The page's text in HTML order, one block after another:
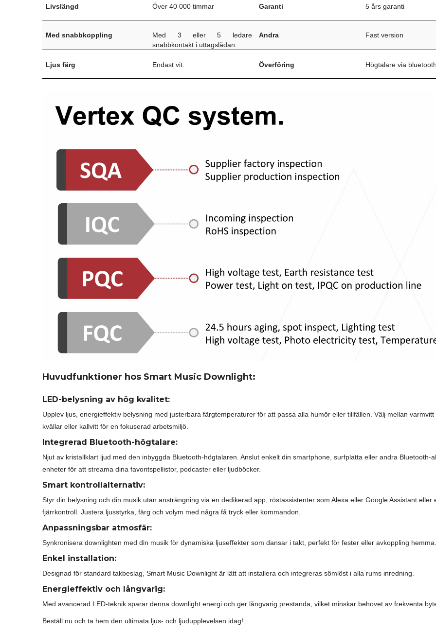
Livslängd Över 40 000 timmar Garanti 5 års garanti
Med snabbkoppling
Med 3 eller 5 ledare
snabbkontakt i uttagslådan.
Andra Fast version
Ljus färg Endast vit. Överföring Högtalare via
Huvudfunktioner hos Smart Music Downlight:
LED-belysning av hög kvalitet:
Upplev ljus, energieffektiv belysning med justerbara färgtemperaturer för att passa alla humör eller tillfällen. Välj mellan
kvällar eller kallvitt för en fokuserad arbetsmiljö.
Integrerad Bluetooth-högtalare:
Njut av kristallklart ljud med den inbyggda Bluetooth-högtalaren. Anslut enkelt din smartphone, surfplatta eller andra Bluetooth-
enheter för att streama dina favoritspellistor, podcaster eller ljudböcker.
Smart kontrollalternativ:
Styr din belysning och din musik utan ansträngning via en dedikerad app, röstassistenter som Alexa eller Google Assistant eller
fjärrkontroll. Justera ljusstyrka, färg och volym med några få tryck eller kommandon.
Anpassningsbar atmosfär:
Synkronisera downlighten med din musik för dynamiska ljuseffekter som dansar i takt, perfekt för fester eller avkoppling hemma.
Enkel installation:
Designad för standard takbeslag, Smart Music Downlight är lätt att installera och integreras sömlöst i alla rums inredning.
Energieffektiv och långvarig:
Med avancerad LED-teknik sparar denna downlight energi och ger långvarig prestanda, vilket minskar behovet av frekventa
Beställ nu och ta hem den ultimata ljus- och ljudupplevelsen idag!